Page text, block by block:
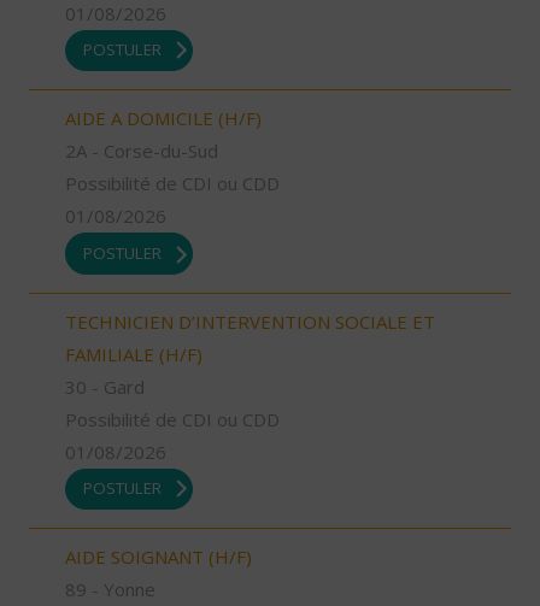
01/08/2026
POSTULER
AIDE A DOMICILE (H/F)
2A - Corse-du-Sud
Possibilité de CDI ou CDD
01/08/2026
POSTULER
TECHNICIEN D’INTERVENTION SOCIALE ET
FAMILIALE (H/F)
30 - Gard
Possibilité de CDI ou CDD
01/08/2026
POSTULER
AIDE SOIGNANT (H/F)
89 - Yonne